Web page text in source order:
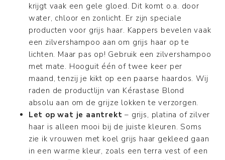
krijgt vaak een gele gloed. Dit komt o.a. door
water, chloor en zonlicht. Er zijn speciale
producten voor grijs haar. Kappers bevelen vaak
een zilvershampoo aan om grijs haar op te
lichten. Maar pas op! Gebruik een zilvershampoo
met mate. Hooguit één of twee keer per
maand, tenzij je kikt op een paarse haardos. Wij
raden de productlijn van Kérastase Blond
absolu aan om de grijze lokken te verzorgen.
Let op wat je aantrekt – grijs, platina of zilver
haar is alleen mooi bij de juiste kleuren. Soms
zie ik vrouwen met koel grijs haar gekleed gaan
in een warme kleur, zoals een terra vest of een